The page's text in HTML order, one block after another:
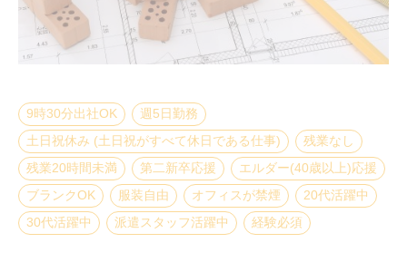
9時30分出社OK
週5日勤務
土日祝休み (土日祝がすべて休日である仕事)
残業なし
残業20時間未満
第二新卒応援
エルダー(40歳以上)応援
ブランクOK
服装自由 オフィスが禁煙
20代活躍中
30代活躍中
派遣スタッフ活躍中 経験必須